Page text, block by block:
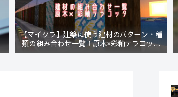
【マイクラ】建築に使う建材のパターン・種
類の組み合わせ一覧！原木×彩釉テラコッタ
編【Minecraft】